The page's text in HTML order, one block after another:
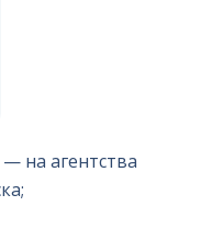
на агентства